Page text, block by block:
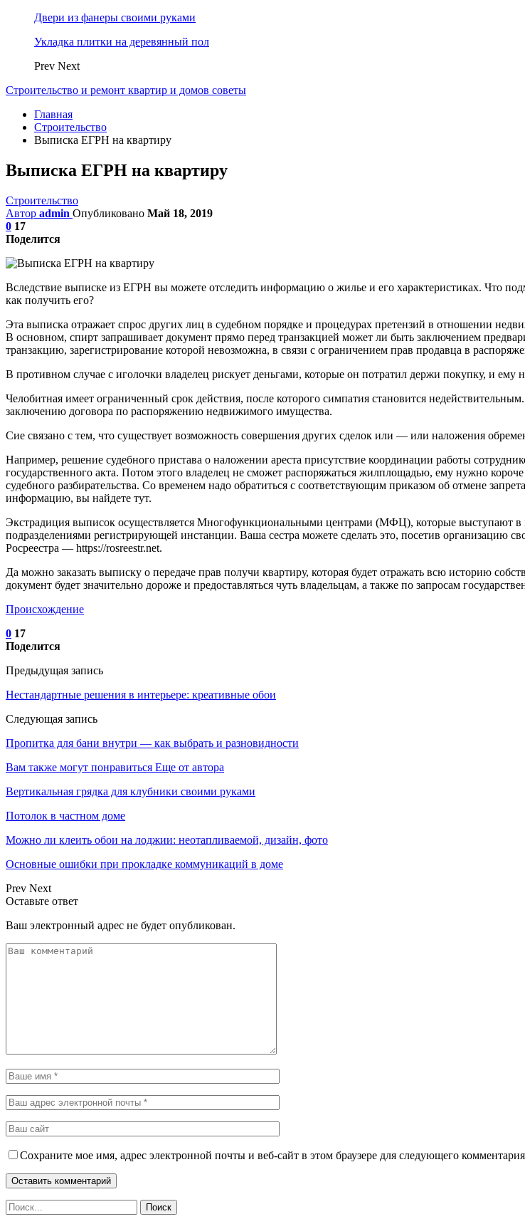
Двери из фанеры своими руками
Укладка плитки на деревянный пол
Prev Next
Строительство и ремонт квартир и домов советы
Главная
Строительство
Выписка ЕГРН на квартиру
Выписка ЕГРН на квартиру
Строительство
Автор admin Опубликовано Май 18, 2019
0 17
Поделится
Вследствие выписке из ЕГРН вы можете отследить информацию о жилье и его характеристиках. Что
как получить его?
Эта выписка отражает спрос других лиц в судебном порядке и процедурах претензий в отношении
В основном, спирт запрашивает документ прямо перед транзакцией может ли быть заключением
транзакцию, зарегистрирование которой невозможна, в связи с ограничением прав продавца в
В противном случае с иголочки владелец рискует деньгами, которые он потратил держи покупку, и ему
Челобитная имеет ограниченный срок действия, после которого симпатия становится
заключению договора по распоряжению недвижимого имущества.
Сие связано с тем, что существует возможность совершения других сделок или — или наложения
Например, решение судебного пристава о наложении ареста присутствие координации работы
государственного акта. Потом этого владелец не сможет распоряжаться жилплощадью, ему нужно
судебного разбирательства. Со временем надо обратиться с соответствующим приказом об отмене
информацию, вы найдете тут.
Экстрадиция выписок осуществляется Многофункциональными центрами (МФЦ), которые выступают в
подразделениями регистрирующей инстанции. Ваша сестра можете сделать это, посетив организацию
Росреестра — https://rosreestr.net.
Да можно заказать выписку о передаче прав получи квартиру, которая будет отражать всю историю
документ будет значительно дороже и предоставляться чуть владельцам, а также по запросам
Происхождение
0 17
Поделится
Предыдущая запись
Нестандартные решения в интерьере: креативные обои
Следующая запись
Пропитка для бани внутри — как выбрать и разновидности
Вам также могут понравиться Еще от автора
Вертикальная грядка для клубники своими руками
Потолок в частном доме
Можно ли клеить обои на лоджии: неотапливаемой, дизайн, фото
Основные ошибки при прокладке коммуникаций в доме
Prev Next
Оставьте ответ
Ваш электронный адрес не будет опубликован.
Сохраните мое имя, адрес электронной почты и веб-сайт в этом браузере для следующего